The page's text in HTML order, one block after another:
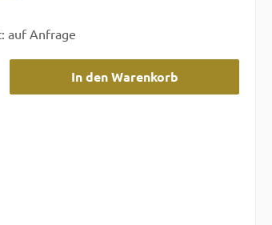
auf Anfrage
In den Warenkorb